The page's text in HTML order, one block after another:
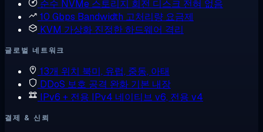
순수 NVMe 스토리지 회전 디스크 전혀 없음
10 Gbps Bandwidth 고처리량 요금제
KVM 가상화 진정한 하드웨어 격리
글로벌 네트워크
13개 위치 북미, 유럽, 중동, 아태
DDoS 보호 공격 완화 기본 내장
IPv6 + 전용 IPv4 네이티브 v6, 전용 v4
결제 & 신뢰